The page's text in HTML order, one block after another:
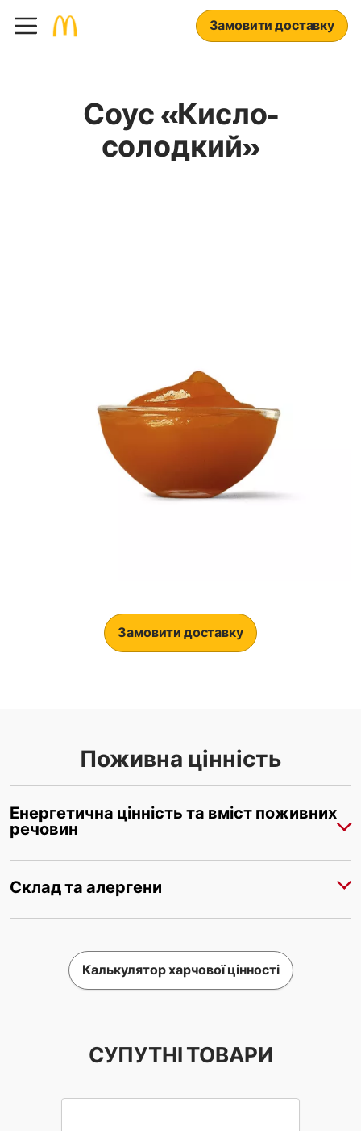
Замовити доставку
Соус «Кисло-
солодкий»
Замовити доставку
Поживна цінність
Енергетична цінність та вміст поживних
речовин
Склад та алергени
Калькулятор харчової цінності
СУПУТНІ ТОВАРИ